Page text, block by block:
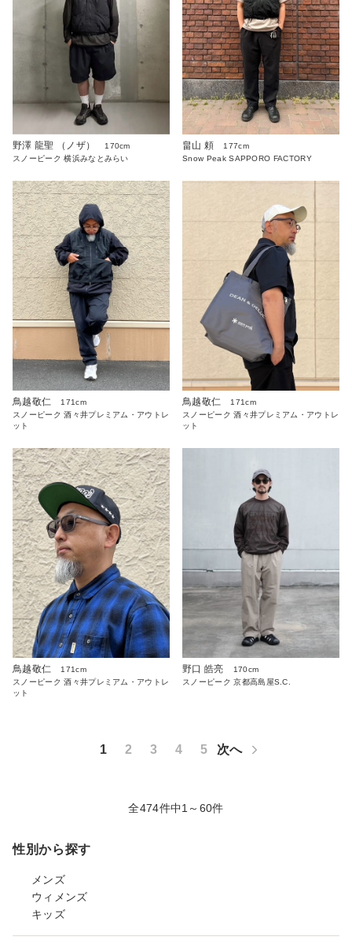
野澤 龍聖 （ノザ）
170cm
スノーピーク 横浜みなとみらい
畠山 頼
177cm
Snow Peak SAPPORO FACTORY
鳥越敬仁
171cm
スノーピーク 酒々井プレミアム・アウトレ
ット
鳥越敬仁
171cm
スノーピーク 酒々井プレミアム・アウトレ
ット
鳥越敬仁
171cm
スノーピーク 酒々井プレミアム・アウトレ
ット
野口 皓亮
170cm
スノーピーク 京都高島屋S.C.
1 2 3 4 5 次へ
全474件中1～60件
性別から探す
メンズ
ウィメンズ
キッズ